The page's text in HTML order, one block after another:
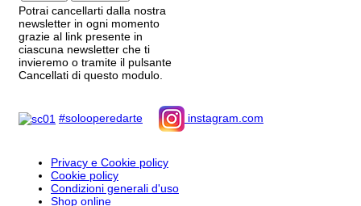
Potrai cancellarti dalla nostra
newsletter in ogni momento
grazie al link presente in
ciascuna newsletter che ti
invieremo o tramite il pulsante
Cancellati di questo modulo.
#solooperedarte instagram.com
Privacy e Cookie policy
Cookie policy
Condizioni generali d'uso
Shop online